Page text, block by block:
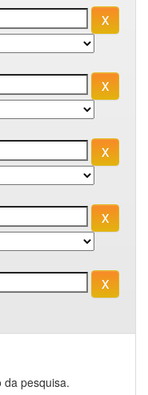
da pesquisa.